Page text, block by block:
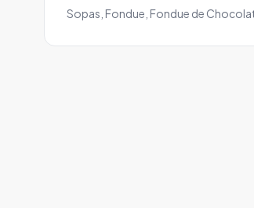
Sopas, Fondue, Fondue de